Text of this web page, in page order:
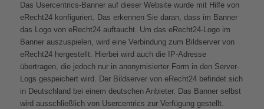
Das Usercentrics-Banner auf dieser Website wurde mit Hilfe von
eRecht24 konfiguriert. Das erkennen Sie daran, dass im Banner
das Logo von eRecht24 auftaucht. Um das eRecht24-Logo im
Banner auszuspielen, wird eine Verbindung zum Bildserver von
eRecht24 hergestellt. Hierbei wird auch die IP-Adresse
übertragen, die jedoch nur in anonymisierter Form in den Server-
Logs gespeichert wird. Der Bildserver von eRecht24 befindet sich
in Deutschland bei einem deutschen Anbieter. Das Banner selbst
wird ausschließlich von Usercentrics zur Verfügung gestellt.